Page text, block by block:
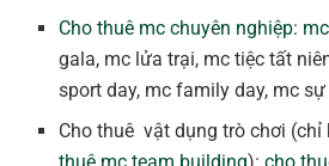
Cho thuê mc chuyên nghiệp:
gala, mc lửa trại, mc tiệc tất
sport day, mc family day, mc
Cho thuê vật dụng trò chơi (chỉ